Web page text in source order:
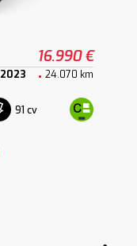
16.990 €
2023 24.070 km
91 cv